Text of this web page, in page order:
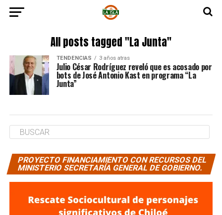
All posts tagged "La Junta"
TENDENCIAS 3 años atras
Julio César Rodríguez reveló que es acosado por
bots de José Antonio Kast en programa “La
Junta”
PROYECTO FINANCIAMIENTO CON RECURSOS DEL
MINISTERIO SECRETARÍA GENERAL DE GOBIERNO.